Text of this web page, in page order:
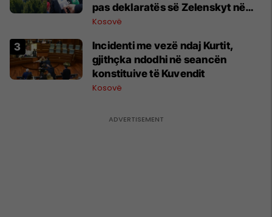
pas deklaratës së Zelenskyt në
Beograd
Kosovë
Incidenti me vezë ndaj Kurtit,
gjithçka ndodhi në seancën
konstituive të Kuvendit
Kosovë